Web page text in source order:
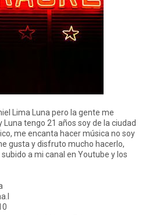
Lima Luna pero la gente me
tengo 21 años soy de la ciudad
me encanta hacer música no soy
gusta y disfruto mucho hacerlo,
a mi canal en Youtube y los